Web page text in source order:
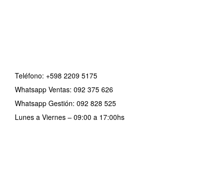
Teléfono: +598 2209 5175
Whatsapp Ventas: 092 375 626
Whatsapp Gestión: 092 828 525
Lunes a Viernes – 09:00 a 17:00hs